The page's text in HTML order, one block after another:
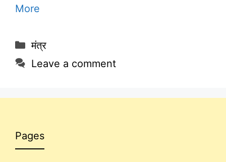
More
Categories
मंत्र
Leave a comment
Pages